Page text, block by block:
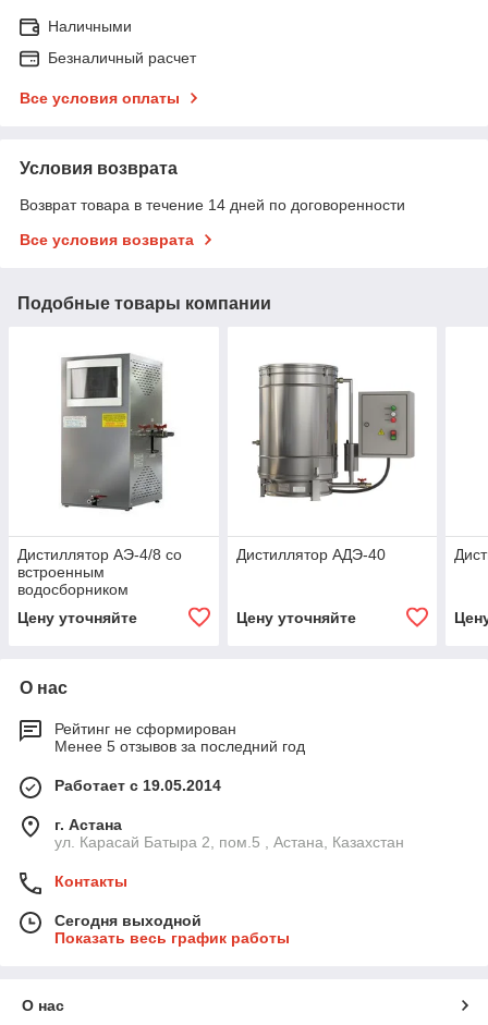
Наличными
Безналичный расчет
Все условия оплаты
Условия возврата
Возврат товара в течение 14 дней по договоренности
Все условия возврата
Подобные товары компании
Дистиллятор АЭ-4/8 со
встроенным
водосборником
Цену уточняйте
Дистиллятор АДЭ-40
Цену уточняйте
О нас
Рейтинг не сформирован
Менее 5 отзывов за последний год
Работает с 19.05.2014
г. Астана
ул. Карасай Батыра 2, пом.5 , Астана, Казахстан
Контакты
Сегодня выходной
Показать весь график работы
О нас